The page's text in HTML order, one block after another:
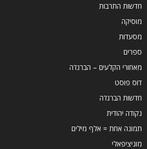
חדשות התרבות
מוסיקה
מסעדות
ספרים
מאחורי הקלעים – הברנז'ה
דוס פוסט
חדשות הברנז'ה
נקודה יהודית
תמונה אחת = אלף מילים
מוניציפאלי